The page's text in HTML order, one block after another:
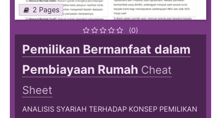
2 Pages
(0)
Pemilikan Bermanfaat dalam
Pembiayaan Rumah Cheat
Sheet
ANALISIS SYARIAH TERHADAP KONSEP PEMILIKAN